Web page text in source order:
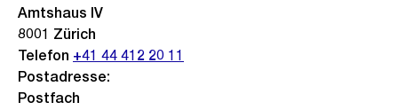
Amtshaus IV
8001 Zürich
Telefon +41 44 412 20 11
Postadresse:
Postfach